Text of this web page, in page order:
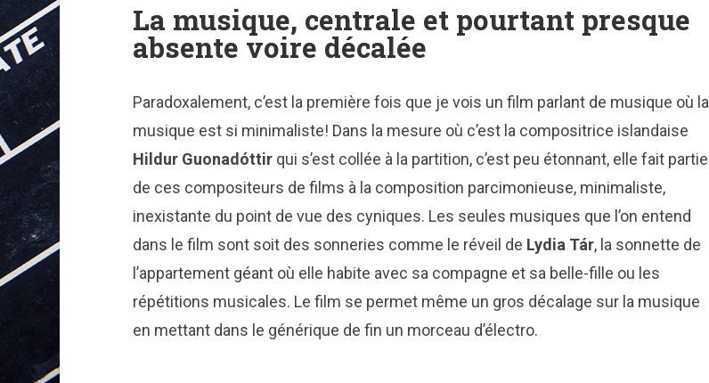
La musique, centrale et pourtant presque
absente voire décalée
Paradoxalement, c’est la première fois que je vois un film parlant de musique où la
musique est si minimaliste! Dans la mesure où c’est la compositrice islandaise
Hildur Guonadóttirqui s’est collée à la partition, c’est peu étonnant, elle fait partie
de ces compositeurs de films à la composition parcimonieuse, minimaliste,
inexistante du point de vue des cyniques. Les seules musiques que l’on entend
dans le film sont soit des sonneries comme le réveil de Lydia Tár, la sonnette de
l’appartement géant où elle habite avec sa compagne et sa belle-fille ou les
répétitions musicales. Le film se permet même un gros décalage sur la musique
en mettant dans le générique de fin un morceau d’électro.